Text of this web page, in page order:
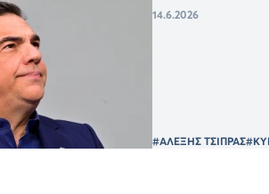
14.6.2026
#ΑΛΕΞΗΣ ΤΣΙΠΡΑΣ